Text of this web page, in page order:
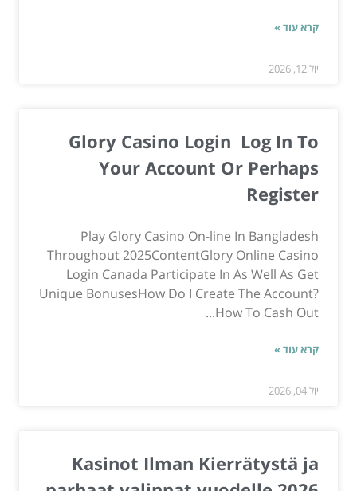
קרא עוד »
יול 12, 2026
Glory Casino Login ︎ Log In To
Your Account Or Perhaps
Register
Play Glory Casino On-line In Bangladesh
Throughout 2025ContentGlory Online Casino
Login Canada Participate In As Well As Get
Unique BonusesHow Do I Create The Account?
How To Cash Out...
קרא עוד »
יול 04, 2026
Kasinot Ilman Kierrätystä ja